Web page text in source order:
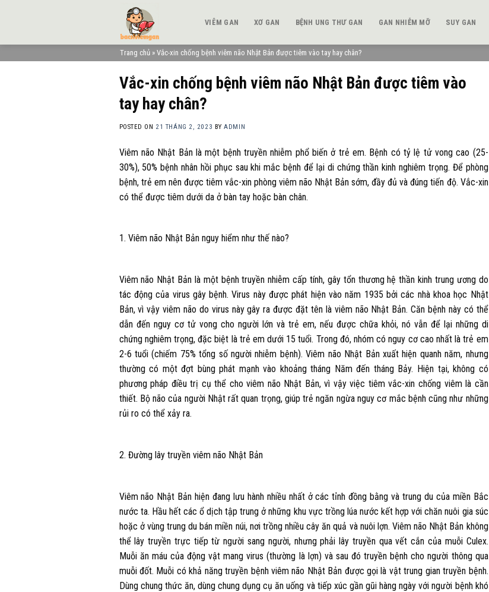
VIÊM GAN XƠ GAN BỆNH UNG THƯ GAN GAN NHIỄM MỠ SUY GAN
Trang chủ » Vắc-xin chống bệnh viêm não Nhật Bản được tiêm vào tay hay chân?
Vắc-xin chống bệnh viêm não Nhật Bản được tiêm vào
tay hay chân?
POSTED ON 21 THÁNG 2, 2023 BYADMIN
Viêm não Nhật Bản là một bệnh truyền nhiễm phổ biến ở trẻ em. Bệnh có tỷ lệ tử vong cao (25-
30%), 50% bệnh nhân hồi phục sau khi mắc bệnh để lại di chứng thần kinh nghiêm trọng. Để phòng
bệnh, trẻ em nên được tiêm vắc-xin phòng viêm não Nhật Bản sớm, đầy đủ và đúng tiến độ. Vắc-xin
có thể được tiêm dưới da ở bàn tay hoặc bàn chân.
1. Viêm não Nhật Bản nguy hiểm như thế nào?
Viêm não Nhật Bản là một bệnh truyền nhiễm cấp tính, gây tổn thương hệ thần kinh trung ương do
tác động của virus gây bệnh. Virus này được phát hiện vào năm 1935 bởi các nhà khoa học Nhật
Bản, vì vậy viêm não do virus này gây ra được đặt tên là viêm não Nhật Bản. Căn bệnh này có thể
dẫn đến nguy cơ tử vong cho người lớn và trẻ em, nếu được chữa khỏi, nó vẫn để lại những di
chứng nghiêm trọng, đặc biệt là trẻ em dưới 15 tuổi. Trong đó, nhóm có nguy cơ cao nhất là trẻ em
2-6 tuổi (chiếm 75% tổng số người nhiễm bệnh). Viêm não Nhật Bản xuất hiện quanh năm, nhưng
thường có một đợt bùng phát mạnh vào khoảng tháng Năm đến tháng Bảy. Hiện tại, không có
phương pháp điều trị cụ thể cho viêm não Nhật Bản, vì vậy việc tiêm vắc-xin chống viêm là cần
thiết. Bộ não của người Nhật rất quan trọng, giúp trẻ ngăn ngừa nguy cơ mắc bệnh cũng như những
rủi ro có thể xảy ra.
2. Đường lây truyền viêm não Nhật Bản
Viêm não Nhật Bản hiện đang lưu hành nhiều nhất ở các tỉnh đồng bằng và trung du của miền Bắc
nước ta. Hầu hết các ổ dịch tập trung ở những khu vực trồng lúa nước kết hợp với chăn nuôi gia súc
hoặc ở vùng trung du bán miền núi, nơi trồng nhiều cây ăn quả và nuôi lợn. Viêm não Nhật Bản không
thể lây truyền trực tiếp từ người sang người, nhưng phải lây truyền qua vết cắn của muỗi Culex.
Muỗi ăn máu của động vật mang virus (thường là lợn) và sau đó truyền bệnh cho người thông qua
muỗi đốt. Muỗi có khả năng truyền bệnh viêm não Nhật Bản được gọi là vật trung gian truyền bệnh.
Dùng chung thức ăn, dùng chung dụng cụ ăn uống và tiếp xúc gần gũi hàng ngày với người bệnh khó